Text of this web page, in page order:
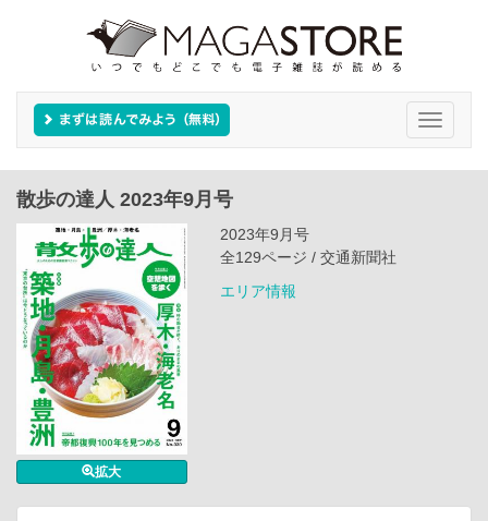
Toggle
散歩の達人 2023年9月号
拡大
2023年9月号
全129ページ / 交通新聞社
エリア情報